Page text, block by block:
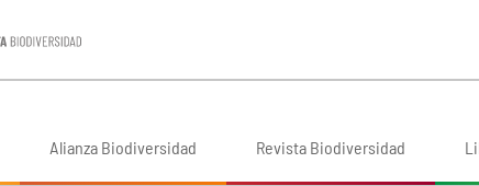
Alianza Biodiversidad Revista Biodiversidad